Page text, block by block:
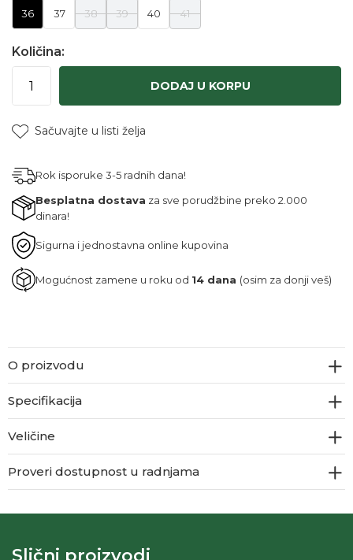
36 37 38 39 40 41
Količina:
DODAJ U KORPU
Sačuvajte u listi želja
Rok isporuke 3-5 radnih dana!
Besplatna dostava za sve porudžbine preko 2.000
dinara!
Sigurna i jednostavna online kupovina
Mogućnost zamene u roku od 14 dana (osim za donji veš)
O proizvodu
Specifikacija
Veličine
Proveri dostupnost u radnjama
Slični proizvodi